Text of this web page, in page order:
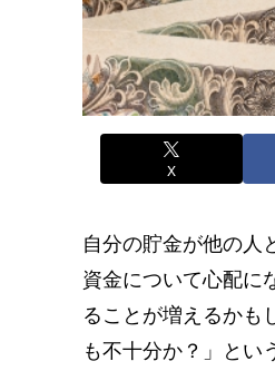
X
自分の貯金が他の人
資金について心配に
ることが増えるかも
も不十分か？」とい